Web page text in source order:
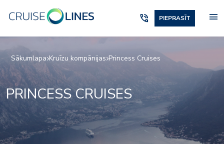
phone_in_talk PIEPRASĪT menu
Sākumlapa Kruīzu kompānijas Princess Cruises
PRINCESS CRUISES